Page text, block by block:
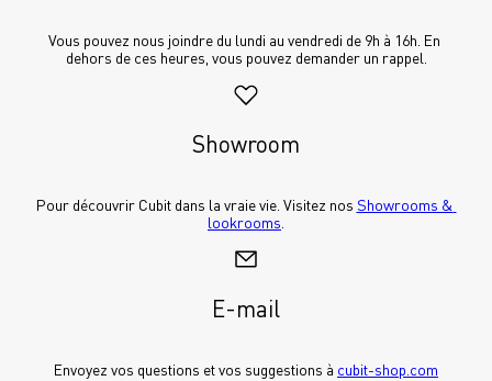
Vous pouvez nous joindre du lundi au vendredi de 9h à 16h. En
dehors de ces heures, vous pouvez demander un rappel.
Showroom
Pour découvrir Cubit dans la vraie vie. Visitez nos Showrooms &
lookrooms
E-mail
Envoyez vos questions et vos suggestions à cubit-shop.com